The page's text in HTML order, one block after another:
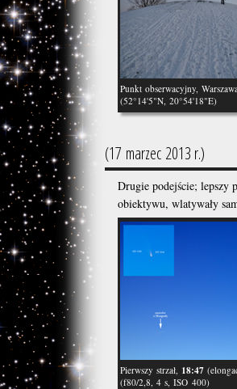
Punkt obserwacyjny,
(52°14'5"N, 20°54'18"E)
(17 marzec 2013 r.)
Drugie podejście; lepszy
obiektywu, wlatywały
Pierwszy strzał, 18:47
(f80/2,8, 4 s, ISO 400)